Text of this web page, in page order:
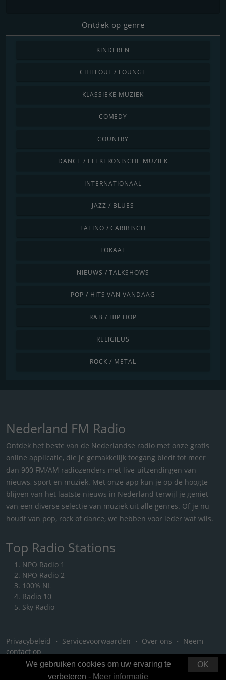
Ontdek op genre
KINDEREN
CHILLOUT / LOUNGE
KLASSIEKE MUZIEK
COMEDY
COUNTRY
DANCE / ELEKTRONISCHE MUZIEK
INTERNATIONAAL
JAZZ / BLUES
LATINO / CARIBISCH
LOKAAL
NIEUWS / TALKSHOWS
POP / HITS VAN VANDAAG
R&B / HIP HOP
RELIGIEUS
ROCK / METAL
Nederland FM Radio
Ontdek het beste van de Nederlandse radio met onze gratis
online applicatie, die je gemakkelijk toegang biedt tot meer
dan 900 FM/AM radiozenders met live-uitzendingen van
nieuws, sport en muziek. Met onze app kun je op de hoogte
blijven van het laatste nieuws in Nederland terwijl je geniet
van een diverse selectie van muziek uit alle genres. Of je nu
houdt van pop, rock of dance, we hebben voor ieder wat wils.
Top Radio Stations
NPO Radio 1
NPO Radio 2
100% NL
Radio 10
Sky Radio
Privacybeleid ・ Servicevoorwaarden ・ Over ons ・ Neem
contact op
OK
We gebruiken cookies om uw ervaring te
verbeteren - Meer informatie